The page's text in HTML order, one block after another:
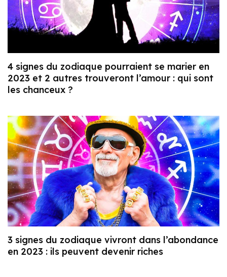
4 signes du zodiaque pourraient se marier en
2023 et 2 autres trouveront l’amour : qui sont
les chanceux ?
3 signes du zodiaque vivront dans l’abondance
en 2023 : ils peuvent devenir riches